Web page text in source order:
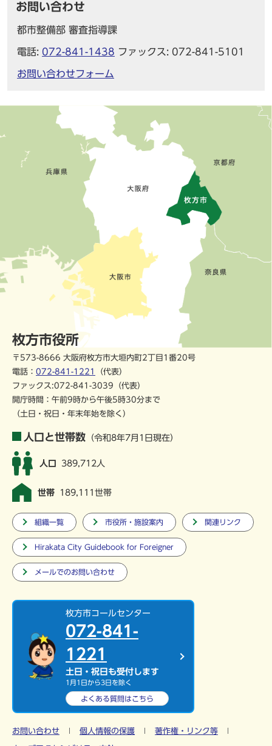
お問い合わせ
都市整備部 審査指導課
電話: 072-841-1438 ファックス: 072-841-5101
お問い合わせフォーム
枚方市役所
〒573-8666 大阪府枚方市大垣内町2丁目1番20号
電話： 072-841-1221
（代表）
ファックス:072-841-3039（代表）
開庁時間：午前9時から午後5時30分まで
（土日・祝日・年末年始を除く）
人口と世帯数 （令和8年7月1日現在）
人口 389,712人
世帯 189,111世帯
組織一覧 市役所・施設案内 関連リンク
Hirakata City Guidebook for Foreigner
メールでのお問い合わせ
枚方市コールセンター
072-841-
1221
土日・祝日も受付します
1月1日から3日を除く
よくある質問はこちら
お問い合わせ 個人情報の保護 著作権・リンク等